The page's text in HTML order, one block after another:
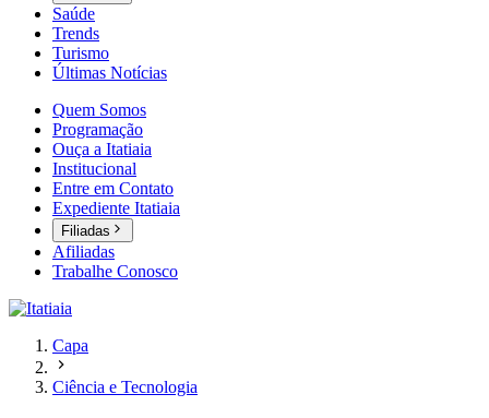
Saúde
Trends
Turismo
Últimas Notícias
Quem Somos
Programação
Ouça a Itatiaia
Institucional
Entre em Contato
Expediente Itatiaia
Filiadas
Afiliadas
Trabalhe Conosco
Capa
Ciência e Tecnologia